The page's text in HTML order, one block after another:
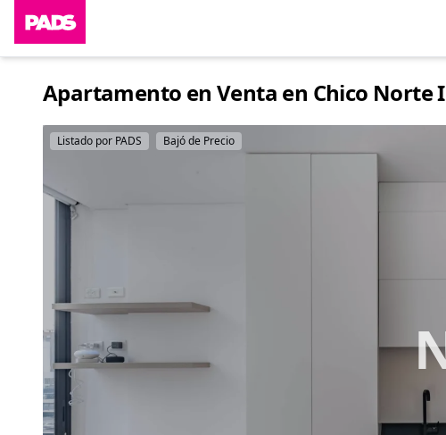
Apartamento en Venta en Chico Norte
Listado por PADS Bajó de Precio